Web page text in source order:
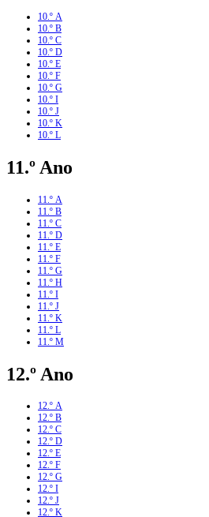
10.º A
10.º B
10.º C
10.º D
10.º E
10.º F
10.º G
10.º I
10.º J
10.º K
10.º L
11.º Ano
11.º A
11.º B
11.º C
11.º D
11.º E
11.º F
11.º G
11.º H
11.º I
11.º J
11.º K
11.º L
11.º M
12.º Ano
12.º A
12.º B
12.º C
12.º D
12.º E
12.º F
12.º G
12.º I
12.º J
12.º K